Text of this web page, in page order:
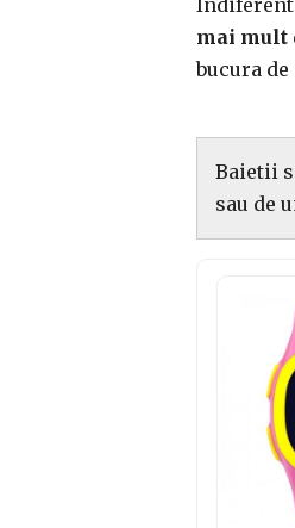
mai mult
bucura
Baietii
sau de